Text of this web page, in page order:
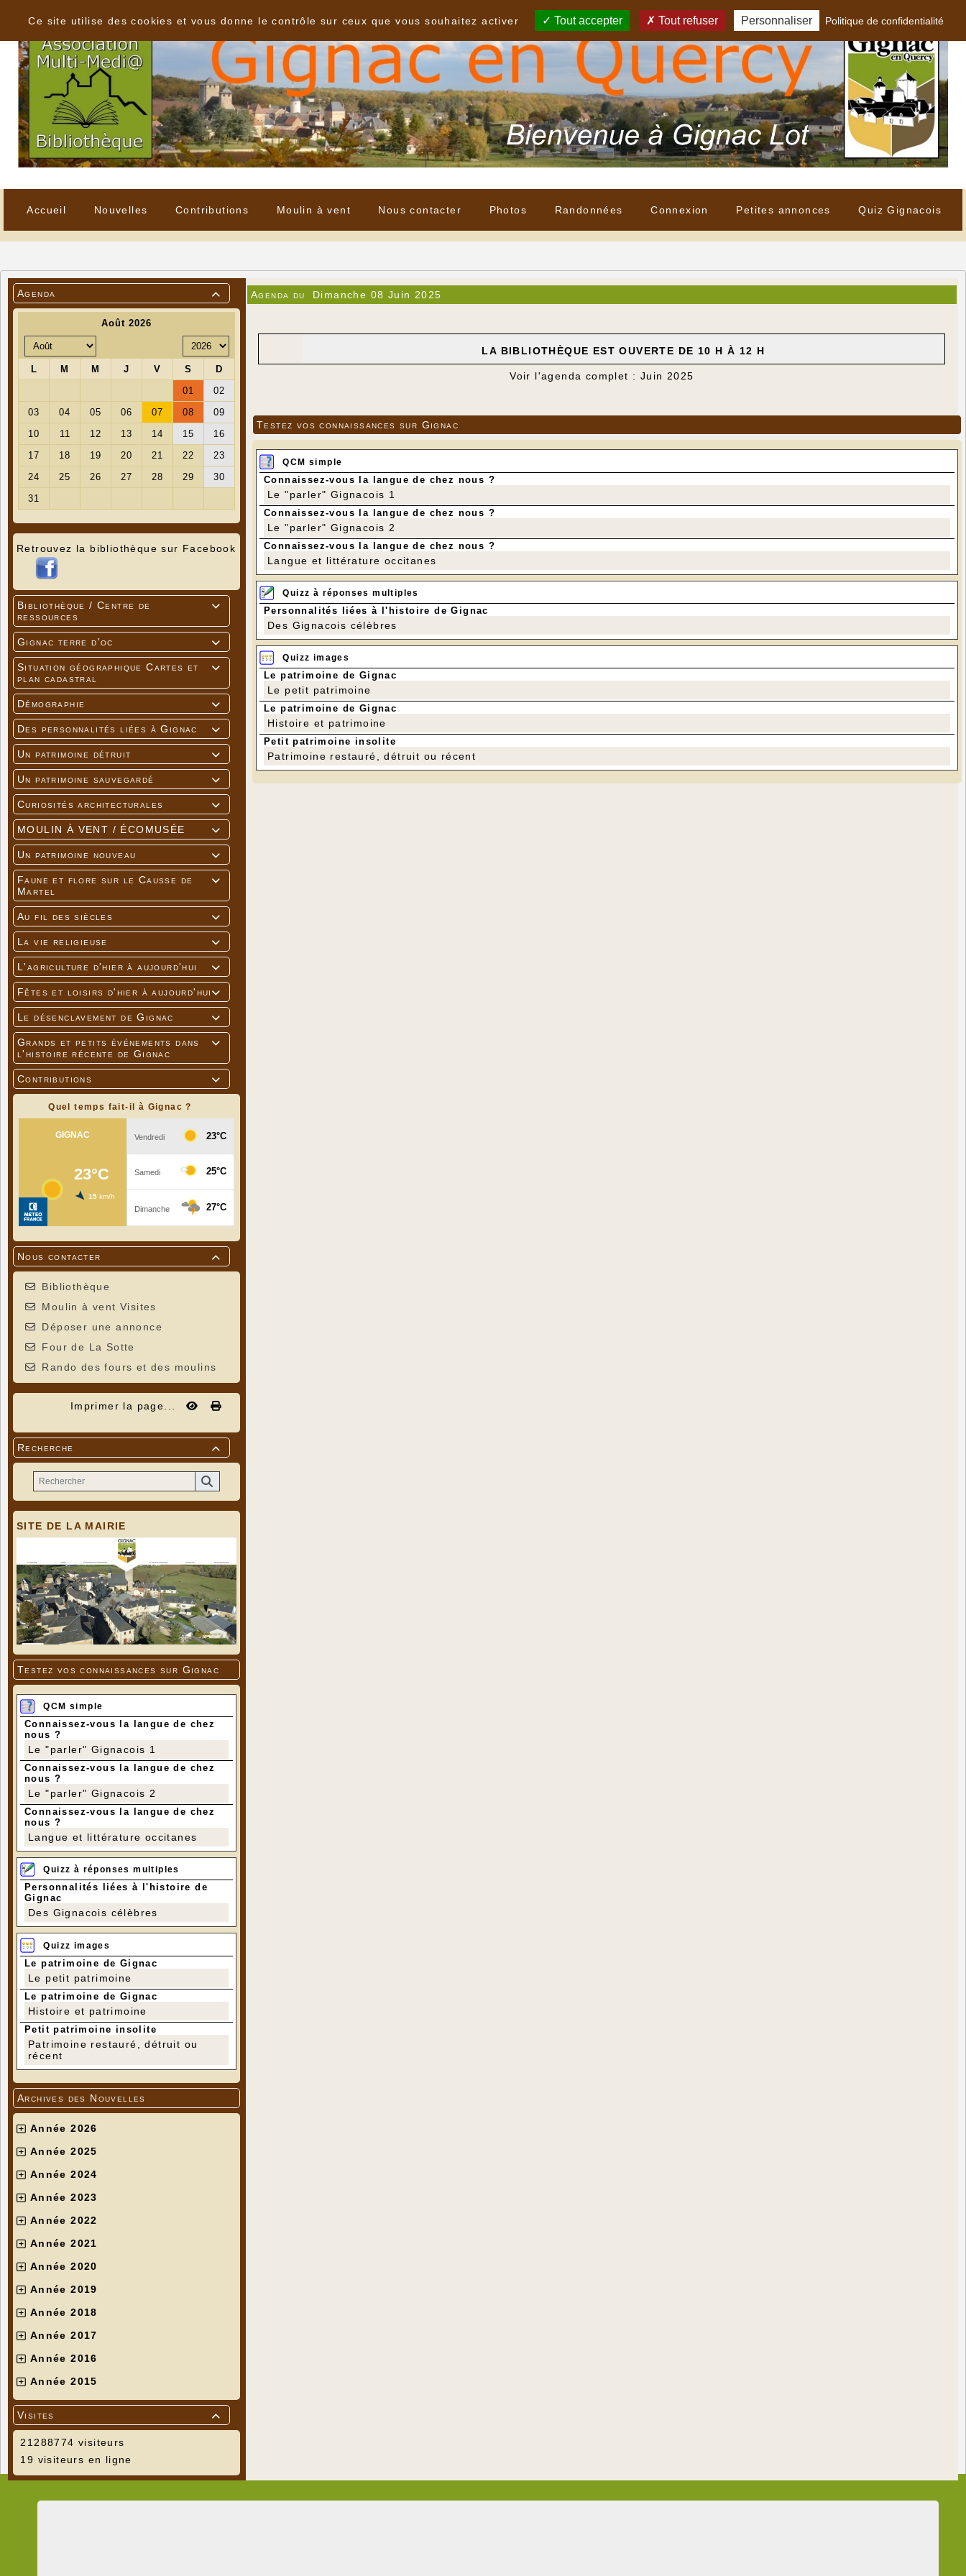
Accueil Nouvelles Contributions Moulin à vent Nous contacter Photos Randonnées Connexion Petites annonces Quiz Gignacois

Agenda
Retrouvez la bibliothèque sur Facebook

Bibliothèque / Centre de
ressources

Gignac terre d'oc

Situation géographique Cartes et
plan cadastral

Démographie

Des personnalités liées à Gignac

Un patrimoine détruit

Un patrimoine sauvegardé

Curiosités architecturales

MOULIN À VENT / ÉCOMUSÉE

Un patrimoine nouveau

Faune et flore sur le Causse de
Martel

Au fil des siècles

La vie religieuse

L'agriculture d'hier à aujourd'hui

Fêtes et loisirs d'hier à aujourd'hui

Le désenclavement de Gignac

Grands et petits événements dans
l'histoire récente de Gignac

Contributions
Quel temps fait-il à Gignac ?

Nous contacter
Bibliothèque
Moulin à vent Visites
Déposer une annonce
Four de La Sotte
Rando des fours et des moulins
Imprimer la page...

Recherche
SITE DE LA MAIRIE
Testez vos connaissances sur Gignac
QCM simple
Connaissez-vous la langue de chez
nous ?
Le "parler" Gignacois 1
Connaissez-vous la langue de chez
nous ?
Le "parler" Gignacois 2
Connaissez-vous la langue de chez
nous ?
Langue et littérature occitanes
Quizz à réponses multiples
Personnalités liées à l'histoire de
Gignac
Des Gignacois célèbres
Quizz images
Le patrimoine de Gignac
Le petit patrimoine
Le patrimoine de Gignac
Histoire et patrimoine
Petit patrimoine insolite
Patrimoine restauré, détruit ou
récent
Archives des Nouvelles
Année 2026
Année 2025
Année 2024
Année 2023
Année 2022
Année 2021
Année 2020
Année 2019
Année 2018
Année 2017
Année 2016
Année 2015

Visites
21288774 visiteurs
19 visiteurs en ligne
Agenda du Dimanche 08 Juin 2025
LA BIBLIOTHÈQUE EST OUVERTE DE 10 H À 12 H
Voir l'agenda complet : Juin 2025
Testez vos connaissances sur Gignac
QCM simple
Connaissez-vous la langue de chez nous ?
Le "parler" Gignacois 1
Connaissez-vous la langue de chez nous ?
Le "parler" Gignacois 2
Connaissez-vous la langue de chez nous ?
Langue et littérature occitanes
Quizz à réponses multiples
Personnalités liées à l'histoire de Gignac
Des Gignacois célèbres
Quizz images
Le patrimoine de Gignac
Le petit patrimoine
Le patrimoine de Gignac
Histoire et patrimoine
Petit patrimoine insolite
Patrimoine restauré, détruit ou récent
Ce site utilise des cookies et vous donne le contrôle sur ceux que vous souhaitez activer
Tout accepter Tout refuser Personnaliser Politique de confidentialité